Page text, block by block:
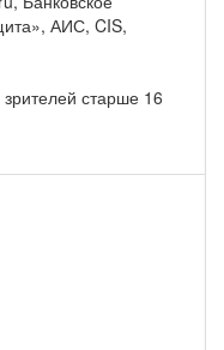
АИС, CIS,
старше 16